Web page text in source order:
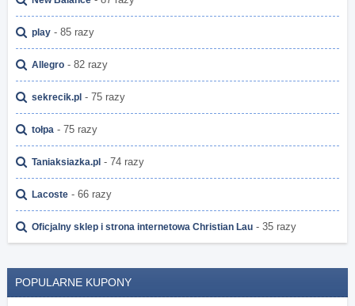
play - 85 razy
Allegro - 82 razy
sekrecik.pl - 75 razy
tołpa - 75 razy
Taniaksiazka.pl - 74 razy
Lacoste - 66 razy
Oficjalny sklep i strona internetowa Christian Lau - 35 razy
POPULARNE KUPONY